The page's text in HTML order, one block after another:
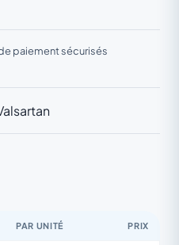
paiement sécurisés
PAR UNITÉ PRIX